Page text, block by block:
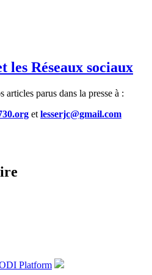
les Réseaux sociaux
parus dans la presse à :
et lesserjc@gmail.com
Platform